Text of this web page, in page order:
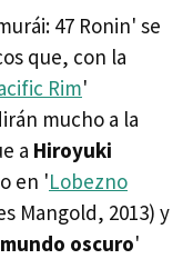
47 Ronin' se
que, con la
Rim'
mucho a la
a Hiroyuki
en 'Lobezno
Mangold, 2013) y
oscuro'